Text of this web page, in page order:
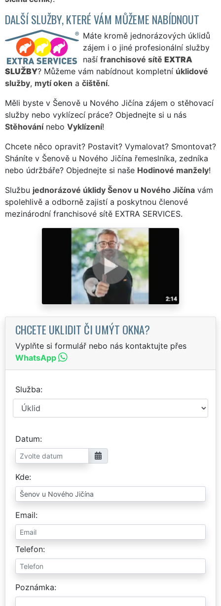
DALŠÍ SLUŽBY, KTERÉ VÁM MŮŽEME NABÍDNOUT
Máte kromě jednorázových úklidů
zájem i o jiné profesionální služby
naší franchisové sítě EXTRA
SLUŽBY? Můžeme vám nabídnout kompletní úklidové
služby, mytí oken a čištění.
Měli byste v Šenově u Nového Jičína zájem o stěhovací
služby nebo vyklízecí práce? Objednejte si u nás
Stěhovánínebo Vyklízení!
Chcete něco opravit? Postavit? Vymalovat? Smontovat?
Sháníte v Šenově u Nového Jičína řemeslníka, zedníka
nebo údržbáře? Objednejte si naše Hodinové manžely!
Službu jednorázové úklidy Šenov u Nového Jičína vám
spolehlivě a odborně zajistí a poskytnou členové
mezinárodní franchisové sítě EXTRA SERVICES.
CHCETE UKLIDIT ČI UMÝT OKNA?
Vyplňte si formulář nebo nás kontaktujte přes
WhatsApp
Služba
Datum
Kde
Email
Telefon
Poznámka